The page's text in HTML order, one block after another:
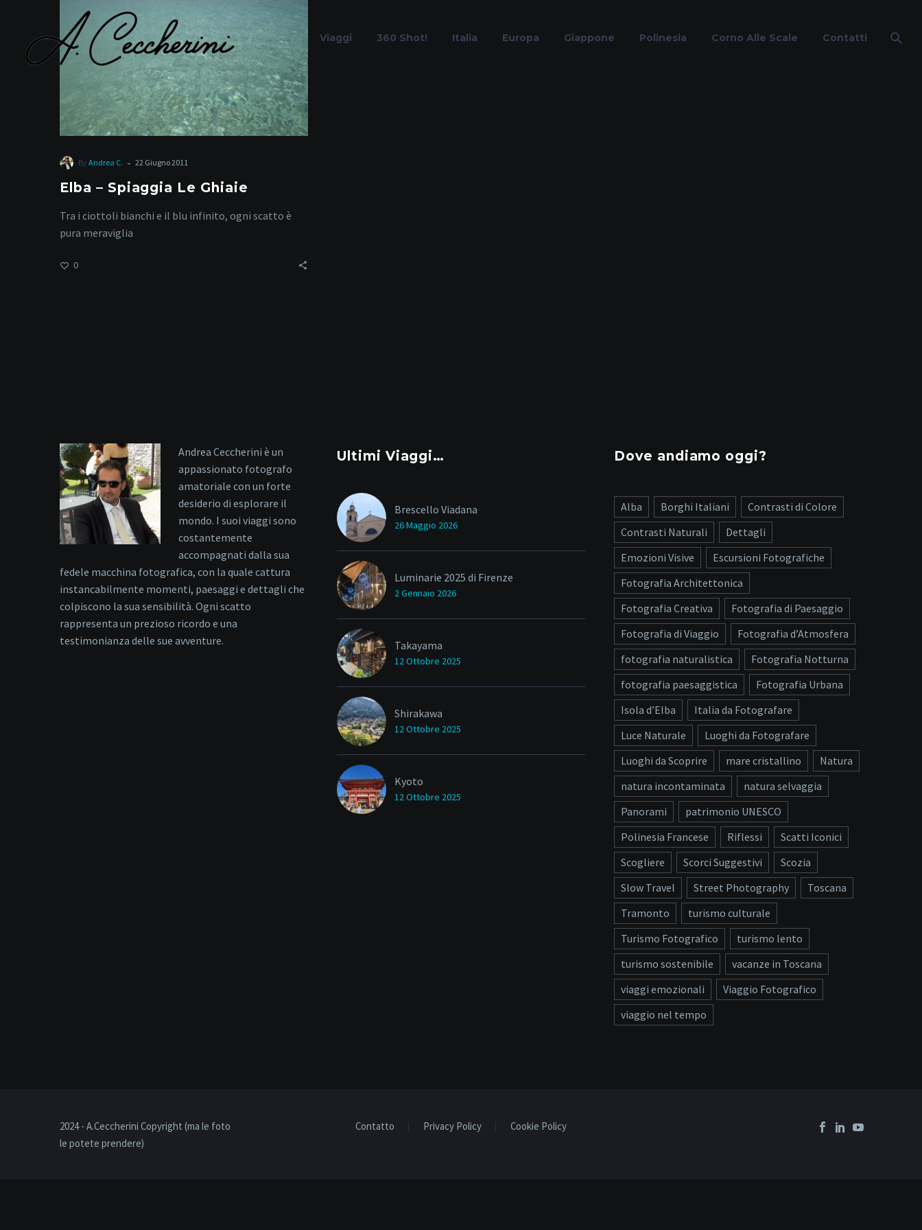
Viaggi 360 Shot! Italia Europa Giappone Polinesia Corno Alle Scale Contatti
Ghiaie
By Andrea C. - 22 Giugno 2011
Elba – Spiaggia Le Ghiaie
Tra i ciottoli bianchi e il blu infinito, ogni scatto è
pura meraviglia
0
Andrea Ceccherini è un
appassionato fotografo
amatoriale con un forte
desiderio di esplorare il
mondo. I suoi viaggi sono
costantemente
accompagnati dalla sua
fedele macchina fotografica, con la quale cattura
instancabilmente momenti, paesaggi e dettagli che
colpiscono la sua sensibilità. Ogni scatto
rappresenta un prezioso ricordo e una
testimonianza delle sue avventure.
Ultimi Viaggi…
Brescello Viadana
26 Maggio 2026
Luminarie 2025 di Firenze
2 Gennaio 2026
Takayama
12 Ottobre 2025
Shirakawa
12 Ottobre 2025
Kyoto
12 Ottobre 2025
Dove andiamo oggi?
Alba Borghi Italiani
Contrasti di Colore
Contrasti Naturali
Dettagli
Emozioni Visive
Escursioni Fotografiche
Fotografia Architettonica
Fotografia Creativa
Fotografia di Paesaggio
Fotografia di Viaggio
Fotografia d’Atmosfera
fotografia naturalistica
Fotografia Notturna
fotografia paesaggistica
Fotografia Urbana
Isola d’Elba
Italia da Fotografare
Luce Naturale
Luoghi da Fotografare
Luoghi da Scoprire
mare cristallino
Natura
natura incontaminata
natura selvaggia
Panorami
patrimonio UNESCO
Polinesia Francese
Riflessi
Scatti Iconici
Scogliere
Scorci Suggestivi
Scozia
Slow Travel
Street Photography
Toscana
Tramonto
turismo culturale
Turismo Fotografico
turismo lento
turismo sostenibile
vacanze in Toscana
viaggi emozionali
Viaggio Fotografico
viaggio nel tempo
Contatto Privacy Policy Cookie Policy
2024 - A.Ceccherini Copyright (ma le foto
le potete prendere)